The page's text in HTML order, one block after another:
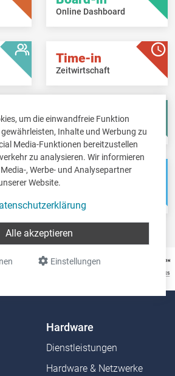
um die einwandfreie Funktion
Inhalte und Werbung zu
Media-Funktionen bereitzustellen
zu analysieren. Wir informieren
, Werbe- und Analysepartner
Website.
Einstellungen
Alle akzeptieren
Online Dashboard
Time-in
Zeitwirtschaft
Account-in
Jahresabschlüsse
Net-in
Webshops &
Hardware
Dienstleistungen
Hardware & Netzwerke